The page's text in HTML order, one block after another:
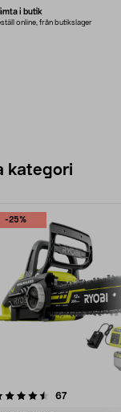
i butik
online, från butikslager
kategori
-25%
67recensioner
4.5 av 5 stjärnor